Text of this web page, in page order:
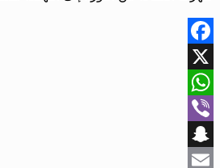
Facebook
X
WhatsApp
Viber
Snapchat